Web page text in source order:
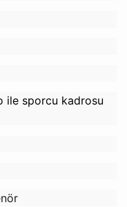
ile sporcu kadrosu